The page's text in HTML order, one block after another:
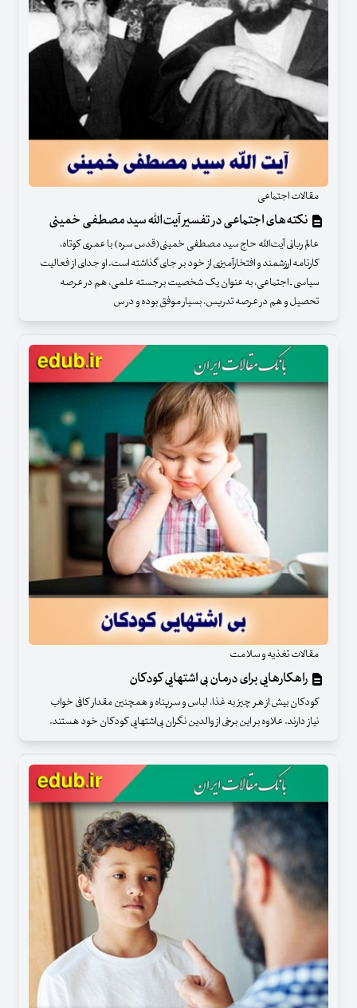
مقالات اجتماعی
نکته‌های اجتماعی در تفسیر آیت‌الله سید مصطفی خمینی
عالم ربانی آیت‌الله حاج سید مصطفی خمینی(قدس سره) با عمری کوتاه،
کارنامه ارزشمند و افتخارآمیزی از خود بر جای گذاشته است. او جدای از فعالیت
سیاسی ـ اجتماعی، به عنوان یک شخصیت برجسته علمی، هم در عرصه
تحصیل و هم در عرصه تدریس، بسیار موفق بوده و در س
مقالات تغذیه و سلامت
راهکارهایی برای درمان بی اشتهایی کودکان
کودکان بیش از هر چیز به غذا، لباس و سرپناه و همچنین مقدار کافی خواب
نیاز دارند. علاوه بر این برخی از والدین نگران بی‌اشتهایی کودکان خود هستند.